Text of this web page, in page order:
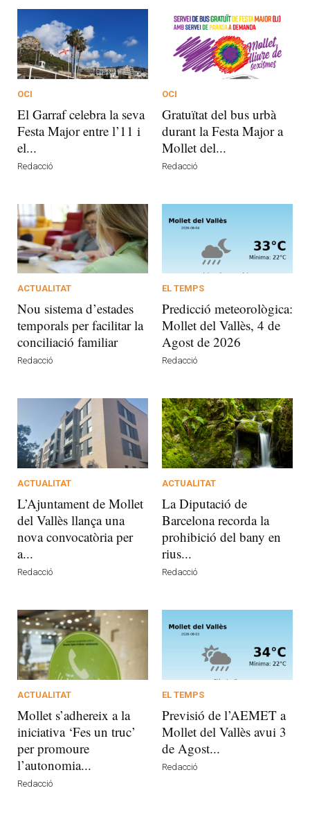
OCI
El Garraf celebra la seva
Festa Major entre l’11 i
el...
Redacció
OCI
Gratuïtat del bus urbà
durant la Festa Major a
Mollet del...
Redacció
ACTUALITAT
Nou sistema d’estades
temporals per facilitar la
conciliació familiar
Redacció
EL TEMPS
Predicció meteorològica:
Mollet del Vallès, 4 de
Agost de 2026
Redacció
ACTUALITAT
L’Ajuntament de Mollet
del Vallès llança una
nova convocatòria per
a...
Redacció
ACTUALITAT
La Diputació de
Barcelona recorda la
prohibició del bany en
rius...
Redacció
ACTUALITAT
Mollet s’adhereix a la
iniciativa ‘Fes un truc’
per promoure
l’autonomia...
Redacció
EL TEMPS
Previsió de l’AEMET a
Mollet del Vallès avui 3
de Agost...
Redacció